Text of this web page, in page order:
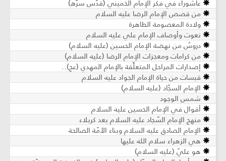
عاشوراء في فكر الإمام الخميني (قدّس سرّه)
من قصص الإمام الرضا عليه السلام
ولادة المعصومة الطاهرة
نعوت وأوصاف الإمام علي عليه السلام
دروسٌ من نهضة الإمام الحسين (عليه السلام)
من كرامات ومعجزات الإمام الرضا (عليه السلام)
إصدارات المراحل المتعلِّقة بالإمام المهدي (عج)..
قبسات من حياة الإمام الجواد عليه السلام
الإمام السجّاد (عليه السلام)
شمس الوجود
أقوال في الإمام الحسين عليه السلام
منهج الإمام السّجاد عليه السلام بعد كربلاء
الإمام الصادق عليه السلام وبناء الأمّة الصالحة
هي الزهراء سلام الله عليها
هو عليّ (عليه السلام)